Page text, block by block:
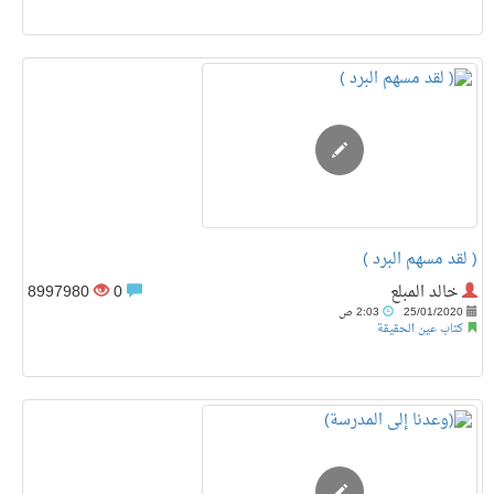
( لقد مسهم البرد )
خالد المبلع
25/01/2020
كتاب عين الحقيقة
8997980